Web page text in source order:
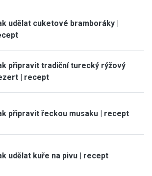
udělat cuketové bramboráky |
připravit tradiční turecký rýžový
| recept
připravit řeckou musaku | recept
udělat kuře na pivu | recept